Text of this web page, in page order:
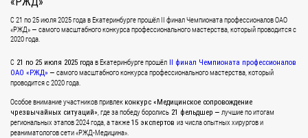
С 21 по 25 июля 2025 года в Екатеринбурге прошёл II финал Чемпионата профессионалов ОАО
«РЖД» — самого масштабного конкурса профессионального мастерства, который проводится с
2020 года.
С 21 по 25 июля 2025 года в Екатеринбурге прошёл II финал Чемпионата профессионалов
ОАО «РЖД» — самого масштабного конкурса профессионального мастерства, который
проводится с 2020 года.
Особое внимание участников привлек конкурс «Медицинское сопровождение
чрезвычайных ситуаций», где за победу боролись 21 фельдшер — лучшие по итогам
региональных этапов 2024 года, а также15 экспертов из числа опытных хирургов и
реаниматологов сети «РЖД-Медицина».